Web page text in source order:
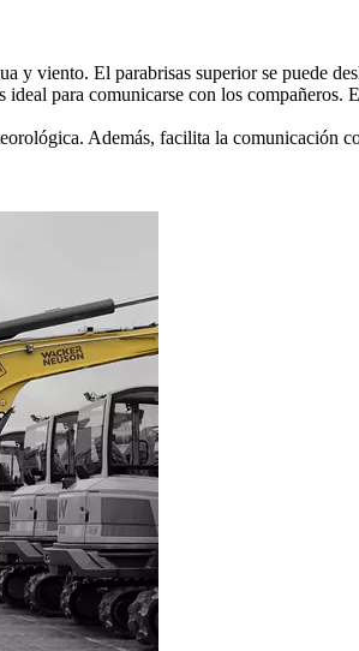
y viento. El parabrisas superior se puede
para comunicarse con los compañeros.
Además, facilita la comunicación